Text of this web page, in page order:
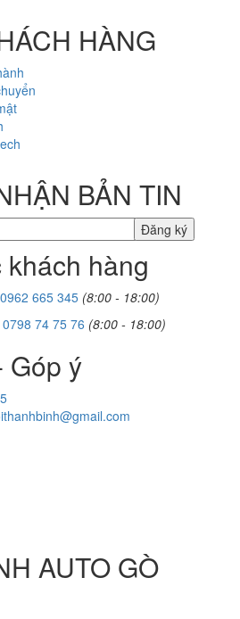
HÀNG
BẢN TIN
hàng
0962 665 345 (8:00 - 18:00)
0798 74 75 76 (8:00 - 18:00)
Góp ý
AUTO GÒ